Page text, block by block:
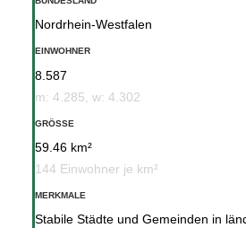
Nordrhein-Westfalen
EINWOHNER
8.587
m: 4.285, w: 4.302
GRÖSSE
59.46 km²
144 Einwohner je km²
MERKMALE
Stabile Städte und Gemeinden in